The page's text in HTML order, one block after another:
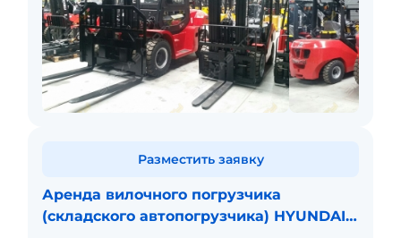
Аренда вилочного погрузчика
(складского автопогрузчика) HYUNDAI
Разместить заявку